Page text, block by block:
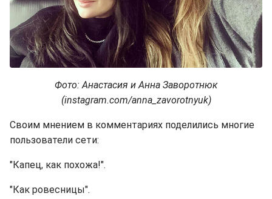
Фото: Анастасия и Анна Заворотнюк
(instagram.com/anna_zavorotnyuk)
Своим мнением в комментариях поделились многие
пользователи сети:
"Капец, как похожа!".
"Как ровесницы".